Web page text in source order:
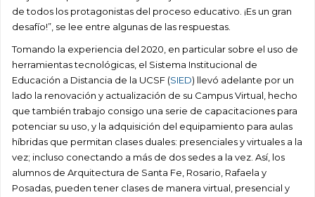
de todos los protagonistas del proceso educativo. ¡Es un gran
desafío!”, se lee entre algunas de las respuestas.
Tomando la experiencia del 2020, en particular sobre el uso de
herramientas tecnológicas, el Sistema Institucional de
Educación a Distancia de la UCSF (SIED) llevó adelante por un
lado la renovación y actualización de su Campus Virtual, hecho
que también trabajo consigo una serie de capacitaciones para
potenciar su uso, y la adquisición del equipamiento para aulas
híbridas que permitan clases duales: presenciales y virtuales a la
vez; incluso conectando a más de dos sedes a la vez. Así, los
alumnos de Arquitectura de Santa Fe, Rosario, Rafaela y
Posadas, pueden tener clases de manera virtual, presencial y